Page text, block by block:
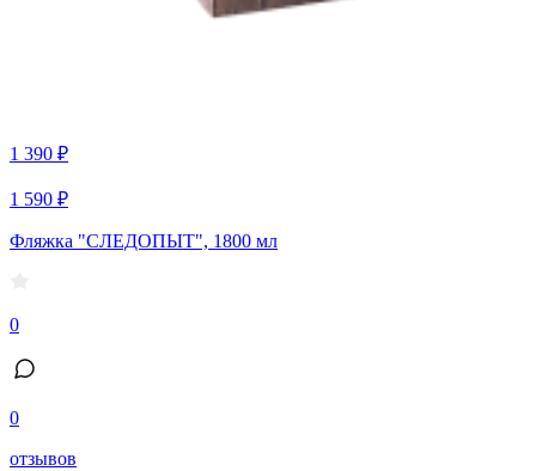
1 390 ₽
1 590 ₽
Фляжка "СЛЕДОПЫТ", 1800 мл
0
0
отзывов